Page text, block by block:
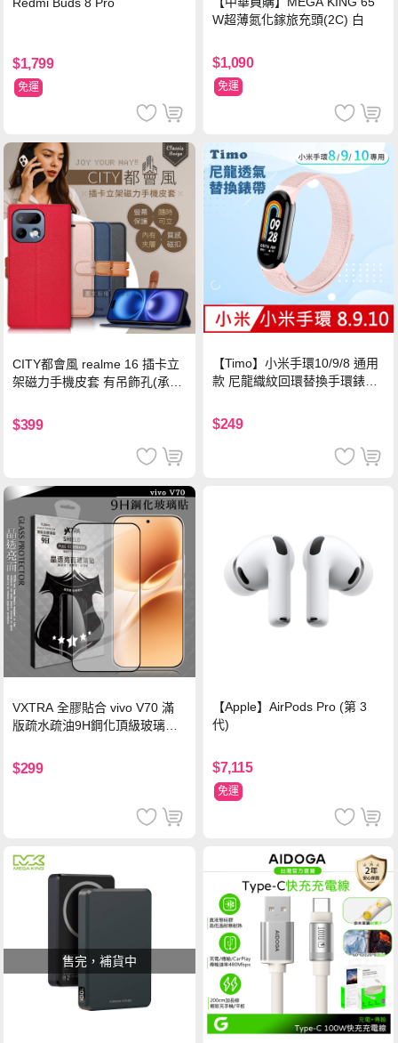
$1,799
免運
W超薄氮化鎵旅充頭(2C) 白
$1,090
免運
CITY都會風 realme 16 插卡立
架磁力手機皮套 有吊飾孔(承諾
$399
【Timo】小米手環10/9/8 通用
款 尼龍織紋回環替換手環錶帶-
$249
VXTRA 全膠貼合 vivo V70 滿
版疏水疏油9H鋼化頂級玻璃貼
$299
【Apple】AirPods Pro (第 3
代)
$7,115
免運
售完，補貨中